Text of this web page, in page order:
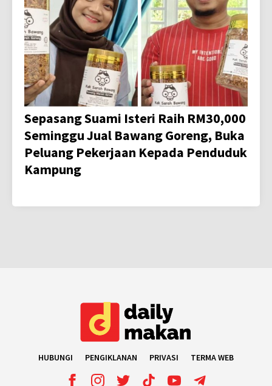
Sepasang Suami Isteri Raih RM30,000
Seminggu Jual Bawang Goreng, Buka
Peluang Pekerjaan Kepada Penduduk
Kampung
HUBUNGI PENGIKLANAN PRIVASI TERMA WEB